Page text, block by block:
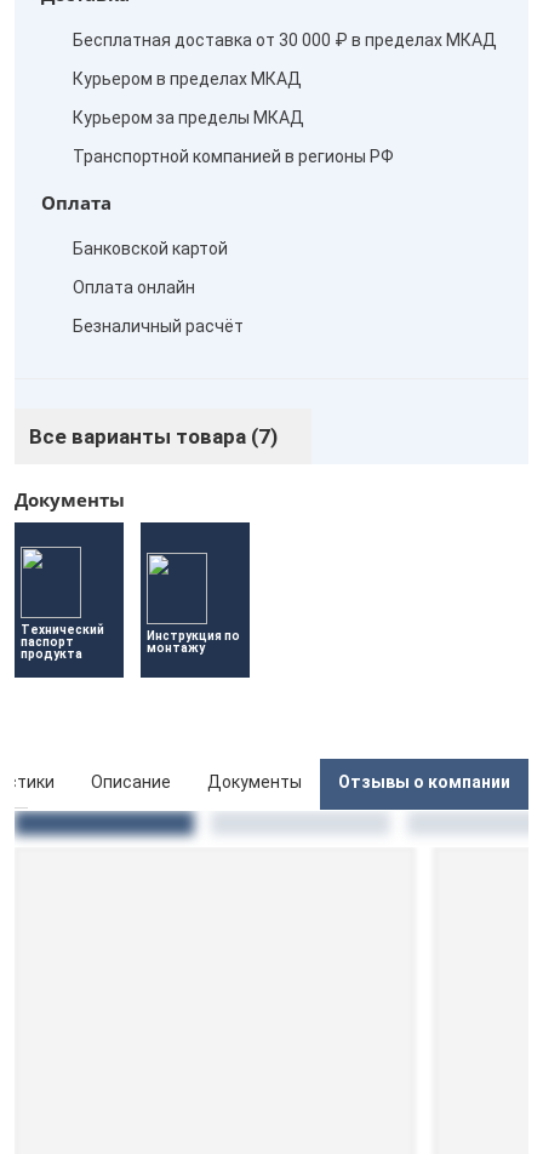
Бесплатная доставка от 30 000 ₽ в пределах МКАД
Курьером в пределах МКАД
Курьером за пределы МКАД
Транспортной компанией в регионы РФ
Оплата
Банковской картой
Оплата онлайн
Безналичный расчёт
Все варианты товара (7)
Документы
Технический
паспорт
продукта
Инструкция по
монтажу
Описание Документы Отзывы о компании